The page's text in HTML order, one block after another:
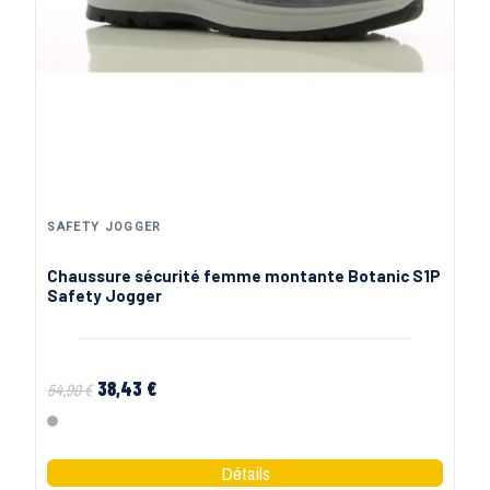
SAFETY JOGGER
Chaussure sécurité femme montante Botanic S1P
Safety Jogger
54,90 € 38,43 €
Gris